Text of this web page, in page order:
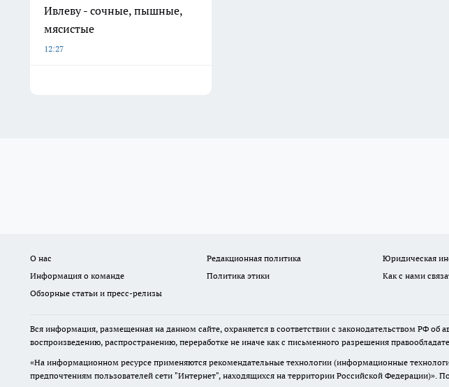
Ивлеву - сочные, пышные,
мясистые
12:27
О нас Редакционная политика
Юридическая
Информация о команде
Политика этики
Как с нами
Обзорные статьи и пресс-релизы
Вся информация, размещенная на данном сайте, охраняется в соответствии с законодательством РФ
воспроизведению, распространению, переработке не иначе как с письменного разрешения
«На информационном ресурсе применяются рекомендательные технологии (информационные
предпочтениям пользователей сети "Интернет", находящихся на территории Российской Федерации)».